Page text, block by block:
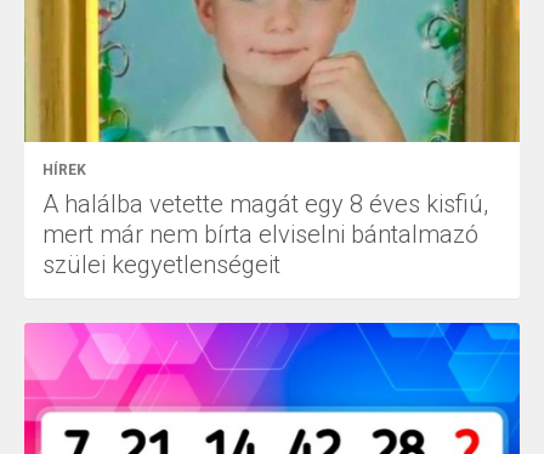
HÍREK
A halálba vetette magát egy 8 éves kisfiú,
mert már nem bírta elviselni bántalmazó
szülei kegyetlenségeit